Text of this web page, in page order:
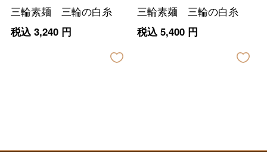
三輪素麺 三輪の白糸
税込 3,240円
三輪素麺 三輪の白糸
税込 5,400円
ホーム＆インテリア
ベビー＆キッズ
結婚内祝い
お香典返し
お中元
敬老の日